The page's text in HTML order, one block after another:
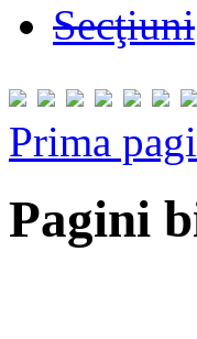
Secţiuni
Prima
Pagini